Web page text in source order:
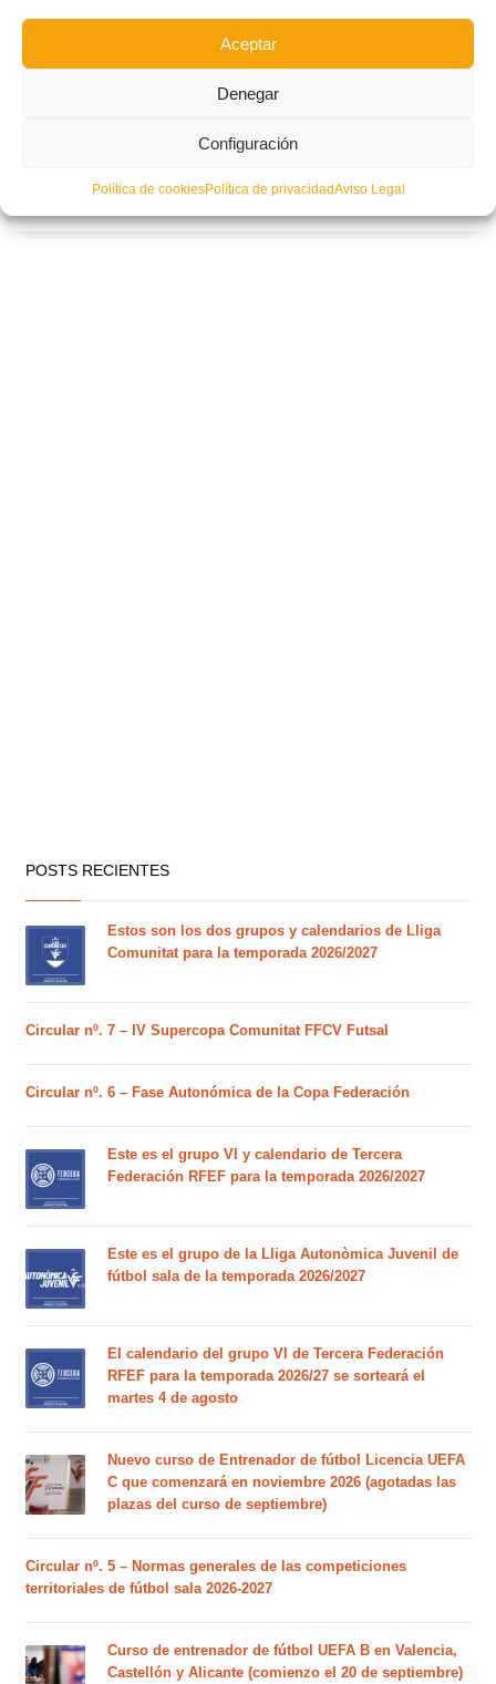
Aceptar
Denegar
Configuración
Política de cookiesPolítica de privacidadAviso Legal
RECONOCIMIENTOS A DIRECTIVOS
POSTS RECIENTES
Estos son los dos grupos y calendarios de Lliga
Comunitat para la temporada 2026/2027
Circular nº. 7 – IV Supercopa Comunitat FFCV Futsal
Circular nº. 6 – Fase Autonómica de la Copa Federación
Este es el grupo VI y calendario de Tercera
Federación RFEF para la temporada 2026/2027
Este es el grupo de la Lliga Autonòmica Juvenil de
fútbol sala de la temporada 2026/2027
El calendario del grupo VI de Tercera Federación
RFEF para la temporada 2026/27 se sorteará el
martes 4 de agosto
Nuevo curso de Entrenador de fútbol Licencia UEFA
C que comenzará en noviembre 2026 (agotadas las
plazas del curso de septiembre)
Circular nº. 5 – Normas generales de las competiciones
territoriales de fútbol sala 2026-2027
Curso de entrenador de fútbol UEFA B en Valencia,
Castellón y Alicante (comienzo el 20 de septiembre)